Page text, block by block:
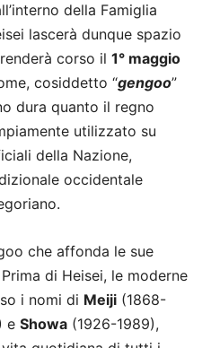
della Famiglia
lascerà dunque spazio
corso il 1° maggio
cosiddetto “gengoo”
dura quanto il regno
utilizzato su
della Nazione,
occidentale
che affonda le sue
di Heisei, le moderne
i nomi di Meiji (1868-
e Showa (1926-1989),